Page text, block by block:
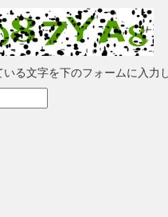
る文字を下のフォームに入力